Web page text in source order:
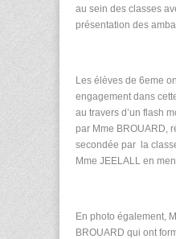
au sein des classes
présentation des
Les élèves de 6eme
engagement dans
au travers d’un flash
par Mme BROUARD,
secondée par la
Mme JEELALL en
En photo également,
BROUARD qui ont